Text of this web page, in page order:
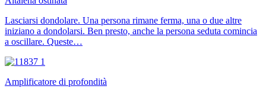
Lasciarsi dondolare. Una persona rimane ferma, una o due altre
iniziano a dondolarsi. Ben presto, anche la persona seduta comincia
a oscillare. Queste…
Amplificatore di profondità